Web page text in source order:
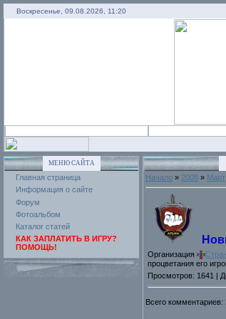
Воскресенье, 09.08.2026, 11:20
МЕНЮ САЙТА
Главная страница
Информация о сайте
Форум
Фотоальбом
Каталог статей
КАК ЗАПЛАТИТЬ В ИГРУ?
ПОМОЩЬ!
Начало » 2008 » Март
Организация
процветания его
Просмотров: 1641 |
Всего комментариев: